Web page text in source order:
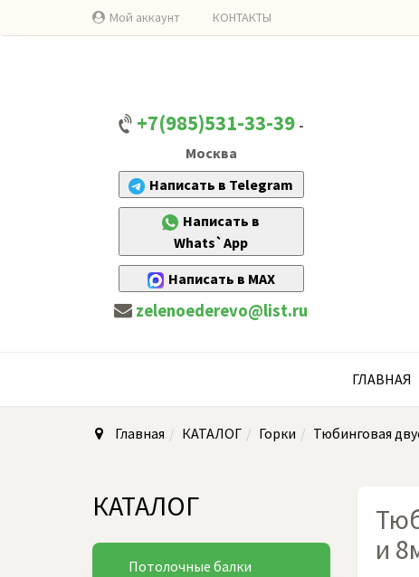
Мой аккаунт КОНТАКТЫ
+7(985)531-33-39 -
Москва
Написать в Telegram
Написать в
Whats`App
Написать в MAX
zelenoederevo@list.ru
ГЛАВНАЯ
Главная КАТАЛОГ Горки Тюбинговая
и
КАТАЛОГ
Потолочные балки